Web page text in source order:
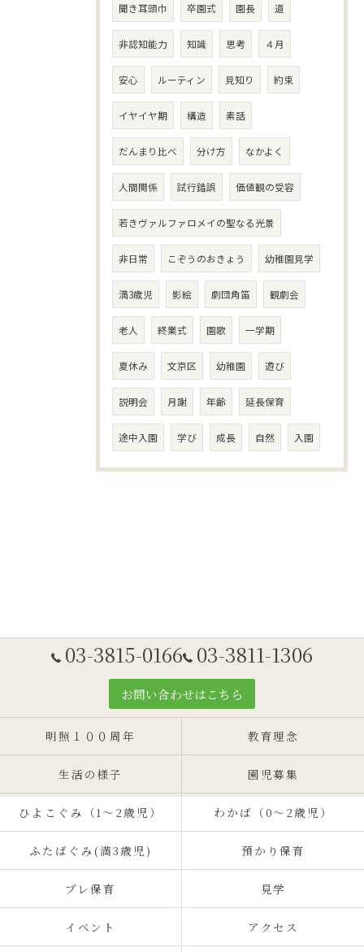
聞き耳頭巾 卒園式 園長 道
非認知能力 知識 思考 ４月
安心 ルーティン 見知り 約束
イヤイヤ期 構造 素話
だんまり比べ 分け方 なかよく
人間関係 試行錯誤 価値観の受容
若きヴァルファロメイの聖なる光景
非日常 こぞうのおきょう 幼稚園見学
満3歳児 影絵 劇団角笛 観劇会
老人 終業式 園歌 一学期
夏休み 文京区 幼稚園 遊び
説明会 月謝 年齢 延長保育
途中入園 学び 成長 自然 入園
03-3815-0166 03-3811-1306
お問い合わせはこちら
明照１００周年 教育理念
生活の様子 園児募集
ひよこぐみ（1〜2歳児） わかば（0～2歳児）
ふたばぐみ(満3歳児) 預かり保育
プレ保育 見学
イベント アクセス